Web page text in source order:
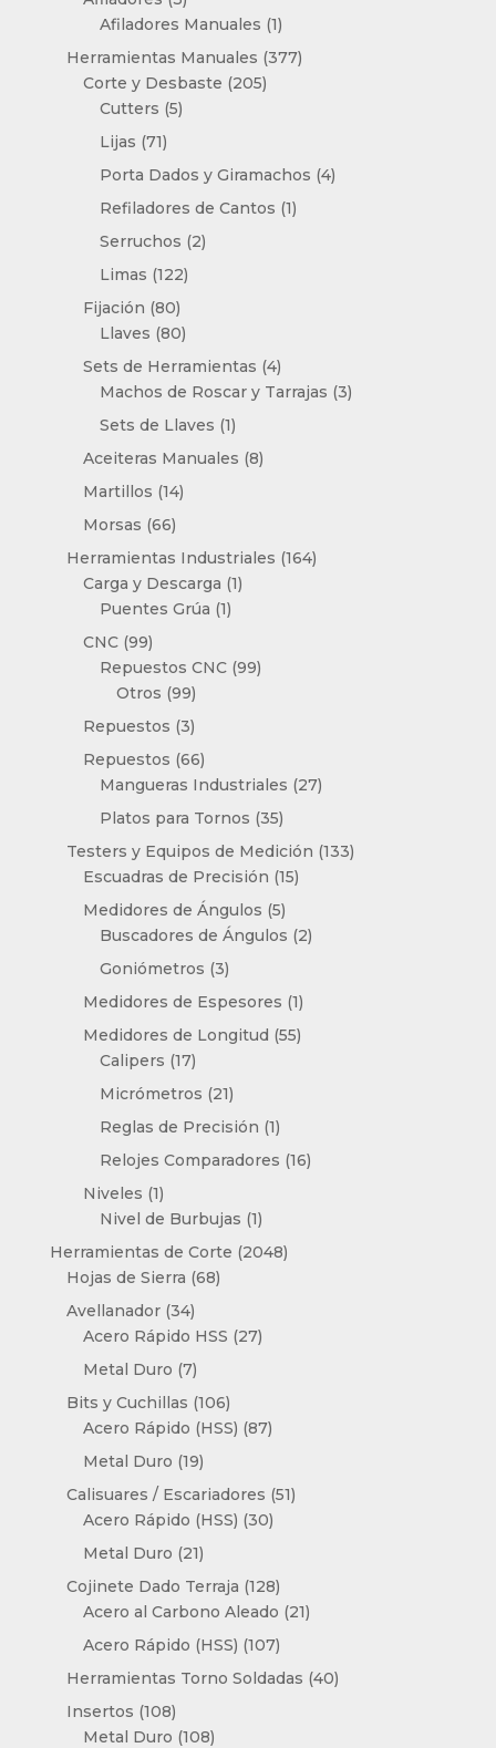
productos
Afiladores Manuales 11
producto
Herramientas Manuales 377377
Corte y Desbaste 205205
Cutters 55
Lijas 7171
productos
Porta Dados y Giramachos 44
Refiladores de Cantos 11
Serruchos 22
Limas 122122
Fijación 8080
productos
Llaves 8080
productos
Sets de Herramientas 44
productos
Machos de Roscar y Tarrajas 33
Sets de Llaves 11
producto
Aceiteras Manuales 88
Martillos 1414
Morsas 6666
productos
Herramientas Industriales 164164
Carga y Descarga 11
Puentes Grúa 11
CNC 9999
productos
Repuestos CNC 9999
Otros 9999
productos
Repuestos 33
productos
Repuestos 6666
productos
Mangueras Industriales 2727
Platos para Tornos 3535
productos
Testers y Equipos de Medición 133133
Escuadras de Precisión 1515
Medidores de Ángulos 55
productos
Buscadores de Ángulos 22
Goniómetros 33
productos
Medidores de Espesores 11
producto
Medidores de Longitud 5555
Calipers 1717
productos
Micrómetros 2121
productos
Reglas de Precisión 11
producto
Relojes Comparadores 1616
Niveles 11
producto
Nivel de Burbujas 11
producto
Herramientas de Corte 20482048
Hojas de Sierra 6868
Avellanador 3434
productos
Acero Rápido HSS 2727
Metal Duro 77
productos
Bits y Cuchillas 106106
productos
Acero Rápido (HSS) 8787
Metal Duro 1919
productos
Calisuares / Escariadores 5151
Acero Rápido (HSS) 3030
Metal Duro 2121
productos
Cojinete Dado Terraja 128128
productos
Acero al Carbono Aleado 2121
Acero Rápido (HSS) 107107
productos
Herramientas Torno Soldadas 4040
Insertos 108108
productos
Metal Duro 108108